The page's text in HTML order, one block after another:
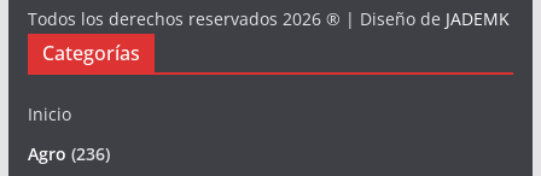
Todos los derechos reservados 2026 ® | Diseño de JADEMK
Categorías
Inicio
Agro (236)